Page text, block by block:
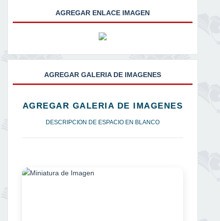
AGREGAR ENLACE IMAGEN
AGREGAR GALERIA DE IMAGENES
AGREGAR GALERIA DE IMAGENES
DESCRIPCION DE ESPACIO EN BLANCO